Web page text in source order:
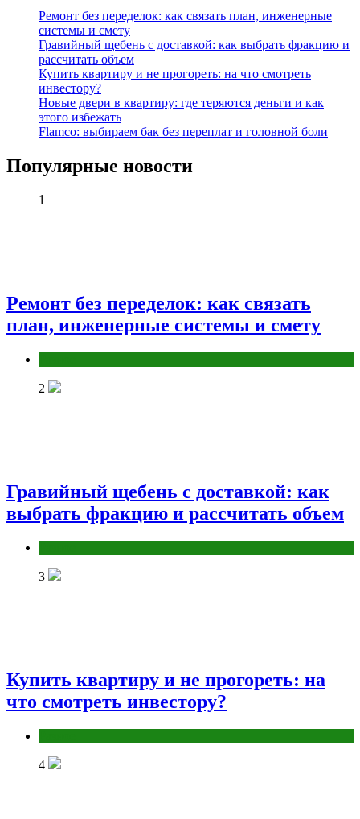
Ремонт без переделок: как связать план, инженерные
системы и смету
Гравийный щебень с доставкой: как выбрать фракцию и
рассчитать объем
Купить квартиру и не прогореть: на что смотреть
инвестору?
Новые двери в квартиру: где теряются деньги и как
этого избежать
Flamco: выбираем бак без переплат и головной боли
Популярные новости
1
Ремонт без переделок: как связать
план, инженерные системы и смету
2
Гравийный щебень с доставкой: как
выбрать фракцию и рассчитать объем
3
Купить квартиру и не прогореть: на
что смотреть инвестору?
4